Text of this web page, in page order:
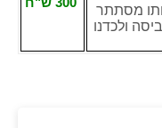
מסתתר
ולכדנו